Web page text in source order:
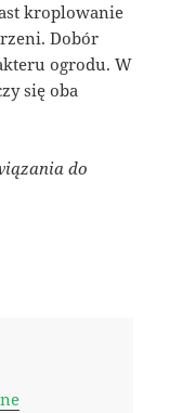
kroplowanie
Dobór
ogrodu. W
się oba
do